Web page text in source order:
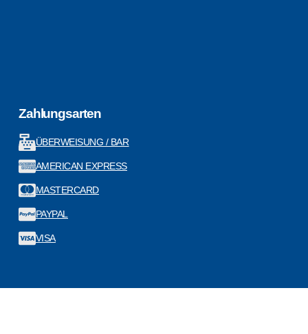
Zahlungsarten
ÜBERWEISUNG / BAR
AMERICAN EXPRESS
MASTERCARD
PAYPAL
VISA